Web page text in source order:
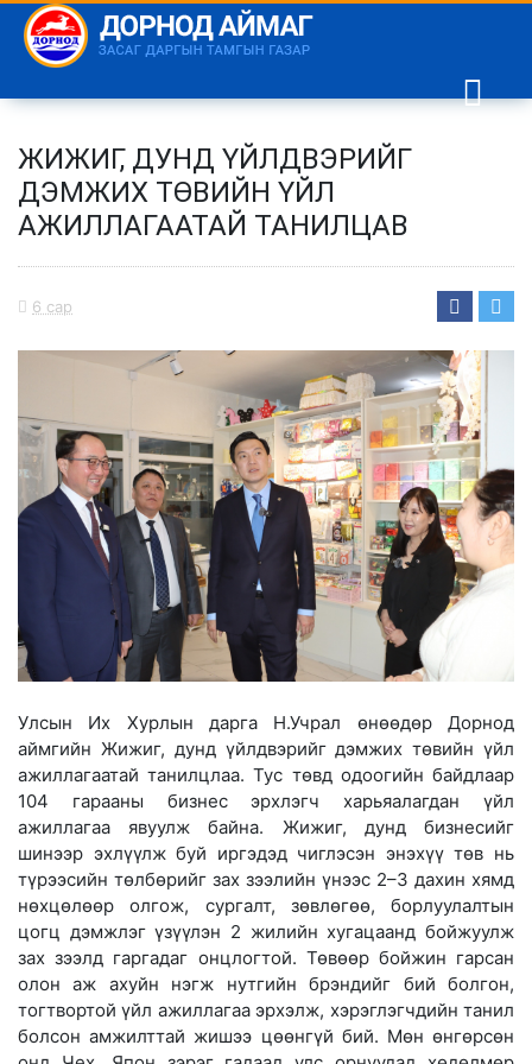
ЖИЖИГ, ДУНД ҮЙЛДВЭРИЙГ
ДЭМЖИХ ТӨВИЙН ҮЙЛ
АЖИЛЛАГААТАЙ ТАНИЛЦАВ
6 сар
Улсын Их Хурлын дарга Н.Учрал өнөөдөр Дорнод
аймгийн Жижиг, дунд үйлдвэрийг дэмжих төвийн үйл
ажиллагаатай танилцлаа. Тус төвд одоогийн байдлаар
104 гарааны бизнес эрхлэгч харьяалагдан үйл
ажиллагаа явуулж байна. Жижиг, дунд бизнесийг
шинээр эхлүүлж буй иргэдэд чиглэсэн энэхүү төв нь
түрээсийн төлбөрийг зах зээлийн үнээс 2–3 дахин хямд
нөхцөлөөр олгож, сургалт, зөвлөгөө, борлуулалтын
цогц дэмжлэг үзүүлэн 2 жилийн хугацаанд бойжуулж
зах зээлд гаргадаг онцлогтой. Төвөөр бойжин гарсан
олон аж ахуйн нэгж нутгийн брэндийг бий болгон,
тогтвортой үйл ажиллагаа эрхэлж, хэрэглэгчдийн танил
болсон амжилттай жишээ цөөнгүй бий. Мөн өнгөрсөн